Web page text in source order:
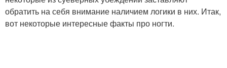
обратить на себя внимание наличием логики в них. Итак,
вот некоторые интересные факты про ногти.